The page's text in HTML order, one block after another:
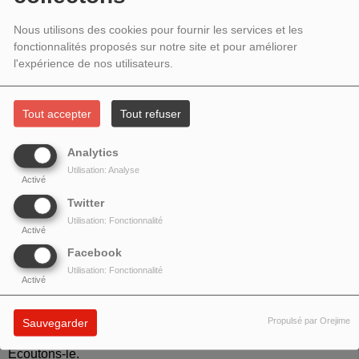
Nous utilisons des cookies pour fournir les services et les
fonctionnalités proposés sur notre site et pour améliorer
l'expérience de nos utilisateurs.
Tout accepter Tout refuser
Analytics
Activé
Utilisation: Analyse
Twitter
Activé
Utilisation: Fonctionnalité
Facebook
Activé
Utilisation: Fonctionnalité
Sauvegarder Propulsé par Orejime
2023 - AVEC ALAIN CHARON
Alain Charron, pharmacien, consultant formateur en milieu
hospitalier et diplômé en douleur et soins palliatifs, nous
parle du processus du deuil. Il est important de le connaître
pour vivre le deuil plus sereinement.
Ecoutons-le.